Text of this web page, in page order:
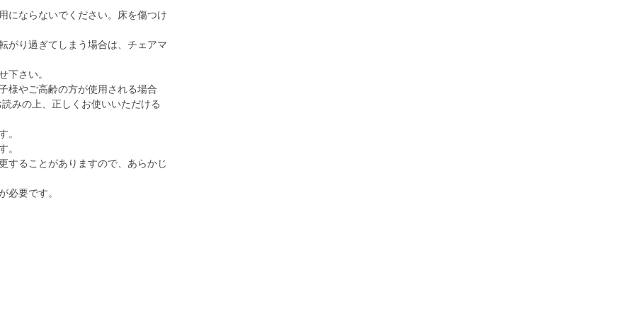
にならないでください。床を傷つけ
がり過ぎてしまう場合は、チェアマ
下さい。
様やご高齢の方が使用される場合
みの上、正しくお使いいただける
。
。
することがありますので、あらかじ
必要です。